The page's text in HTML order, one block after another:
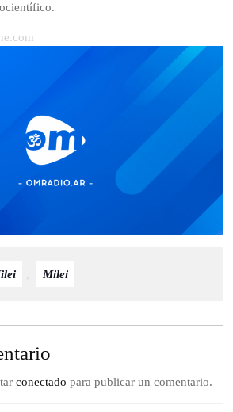
, Milei
conectado para publicar un comentario.